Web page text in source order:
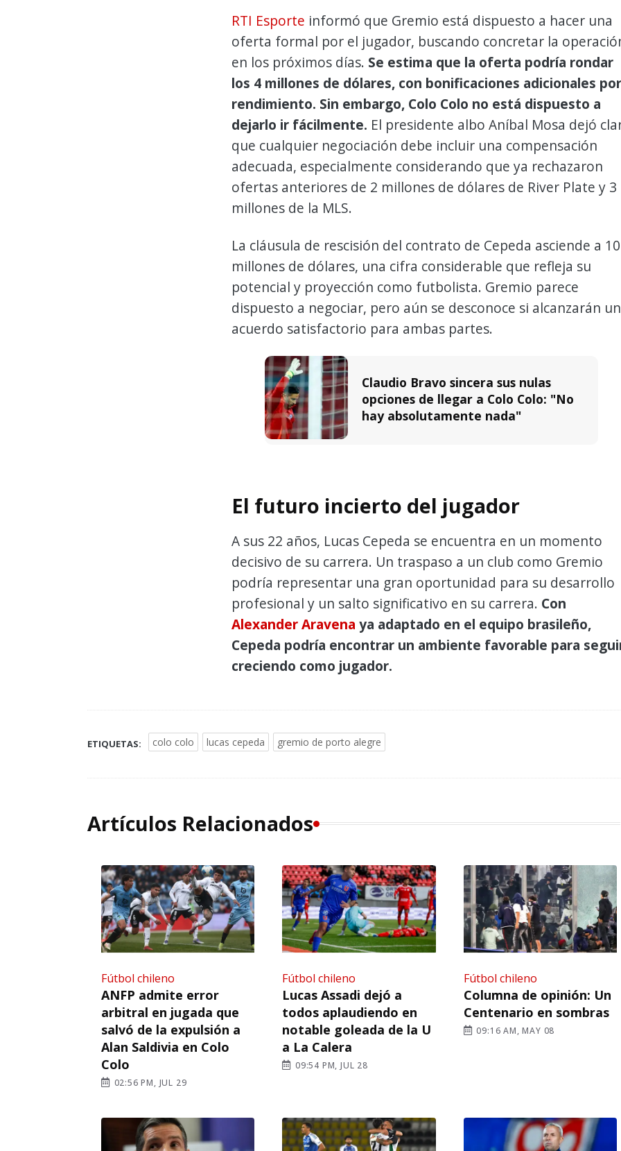
RTI Esporte informó que Gremio está dispuesto a hacer una
oferta formal por el jugador, buscando concretar la
en los próximos días. Se estima que la oferta podría rondar
los 4 millones de dólares, con bonificaciones adicionales por
rendimiento. Sin embargo, Colo Colo no está dispuesto a
dejarlo ir fácilmente. El presidente albo Aníbal Mosa dejó
que cualquier negociación debe incluir una compensación
adecuada, especialmente considerando que ya rechazaron
ofertas anteriores de 2 millones de dólares de River Plate y 3
millones de la MLS.
La cláusula de rescisión del contrato de Cepeda asciende a 10
millones de dólares, una cifra considerable que refleja su
potencial y proyección como futbolista. Gremio parece
dispuesto a negociar, pero aún se desconoce si alcanzarán un
acuerdo satisfactorio para ambas partes.
Claudio Bravo sincera sus nulas
opciones de llegar a Colo Colo: "No
hay absolutamente nada"
El futuro incierto del jugador
A sus 22 años, Lucas Cepeda se encuentra en un momento
decisivo de su carrera. Un traspaso a un club como Gremio
podría representar una gran oportunidad para su desarrollo
profesional y un salto significativo en su carrera. Con
Alexander Aravena ya adaptado en el equipo brasileño,
Cepeda podría encontrar un ambiente favorable para
creciendo como jugador.
ETIQUETAS: colo colo lucas cepeda gremio de porto alegre
Artículos Relacionados
Fútbol chileno
ANFP admite error
arbitral en jugada que
salvó de la expulsión a
Alan Saldivia en Colo
Colo
02:56 PM, JUL 29
Fútbol chileno
Lucas Assadi dejó a
todos aplaudiendo en
notable goleada de la U
a La Calera
09:54 PM, JUL 28
Fútbol chileno
Columna de opinión: Un
Centenario en sombras
09:16 AM, MAY 08